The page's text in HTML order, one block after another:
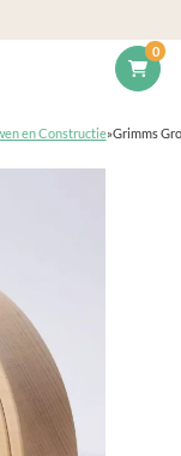
0
en Constructie»Grimms